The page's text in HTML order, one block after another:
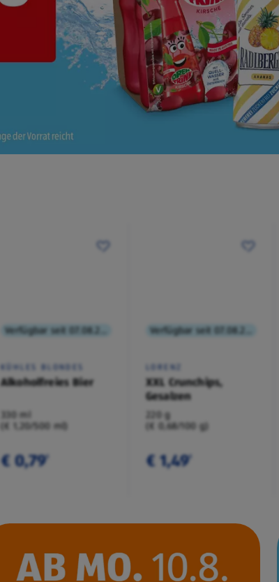
KÜHLES BLONDES
Alkoholfreies Bier
330 ml
(€ 1,20/500 ml)
€ 0,79¹
LORENZ
XXL Crunchips,
Gesalzen
220 g
(€ 0,68/100 g)
€ 1,49¹